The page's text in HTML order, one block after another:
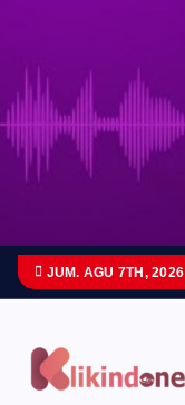
i
o
c
JUM. AGU 7TH, 2026